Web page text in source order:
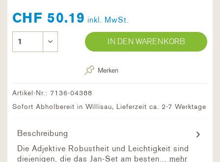
CHF 50.19 inkl. MwSt.
IN DEN WARENKORB
Merken
Artikel-Nr.: 7136-04388
Sofort Abholbereit in Willisau, Lieferzeit ca. 2-7 Werktage
Beschreibung
Die Adjektive Robustheit und Leichtigkeit sind
diejenigen, die das Jan-Set am besten...
mehr